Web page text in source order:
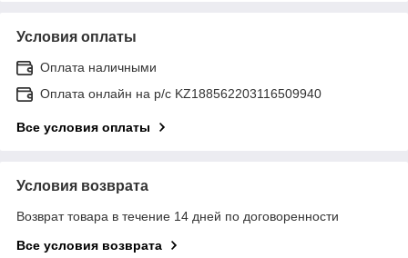
Условия оплаты
Оплата наличными
Оплата онлайн на р/с KZ188562203116509940
Все условия оплаты
Условия возврата
Возврат товара в течение 14 дней по договоренности
Все условия возврата